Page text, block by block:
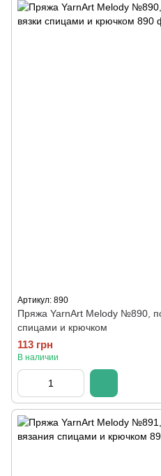
Артикул: 890
Пряжа YarnArt Melody №890,
спицами и крючком
113 грн
В наличии